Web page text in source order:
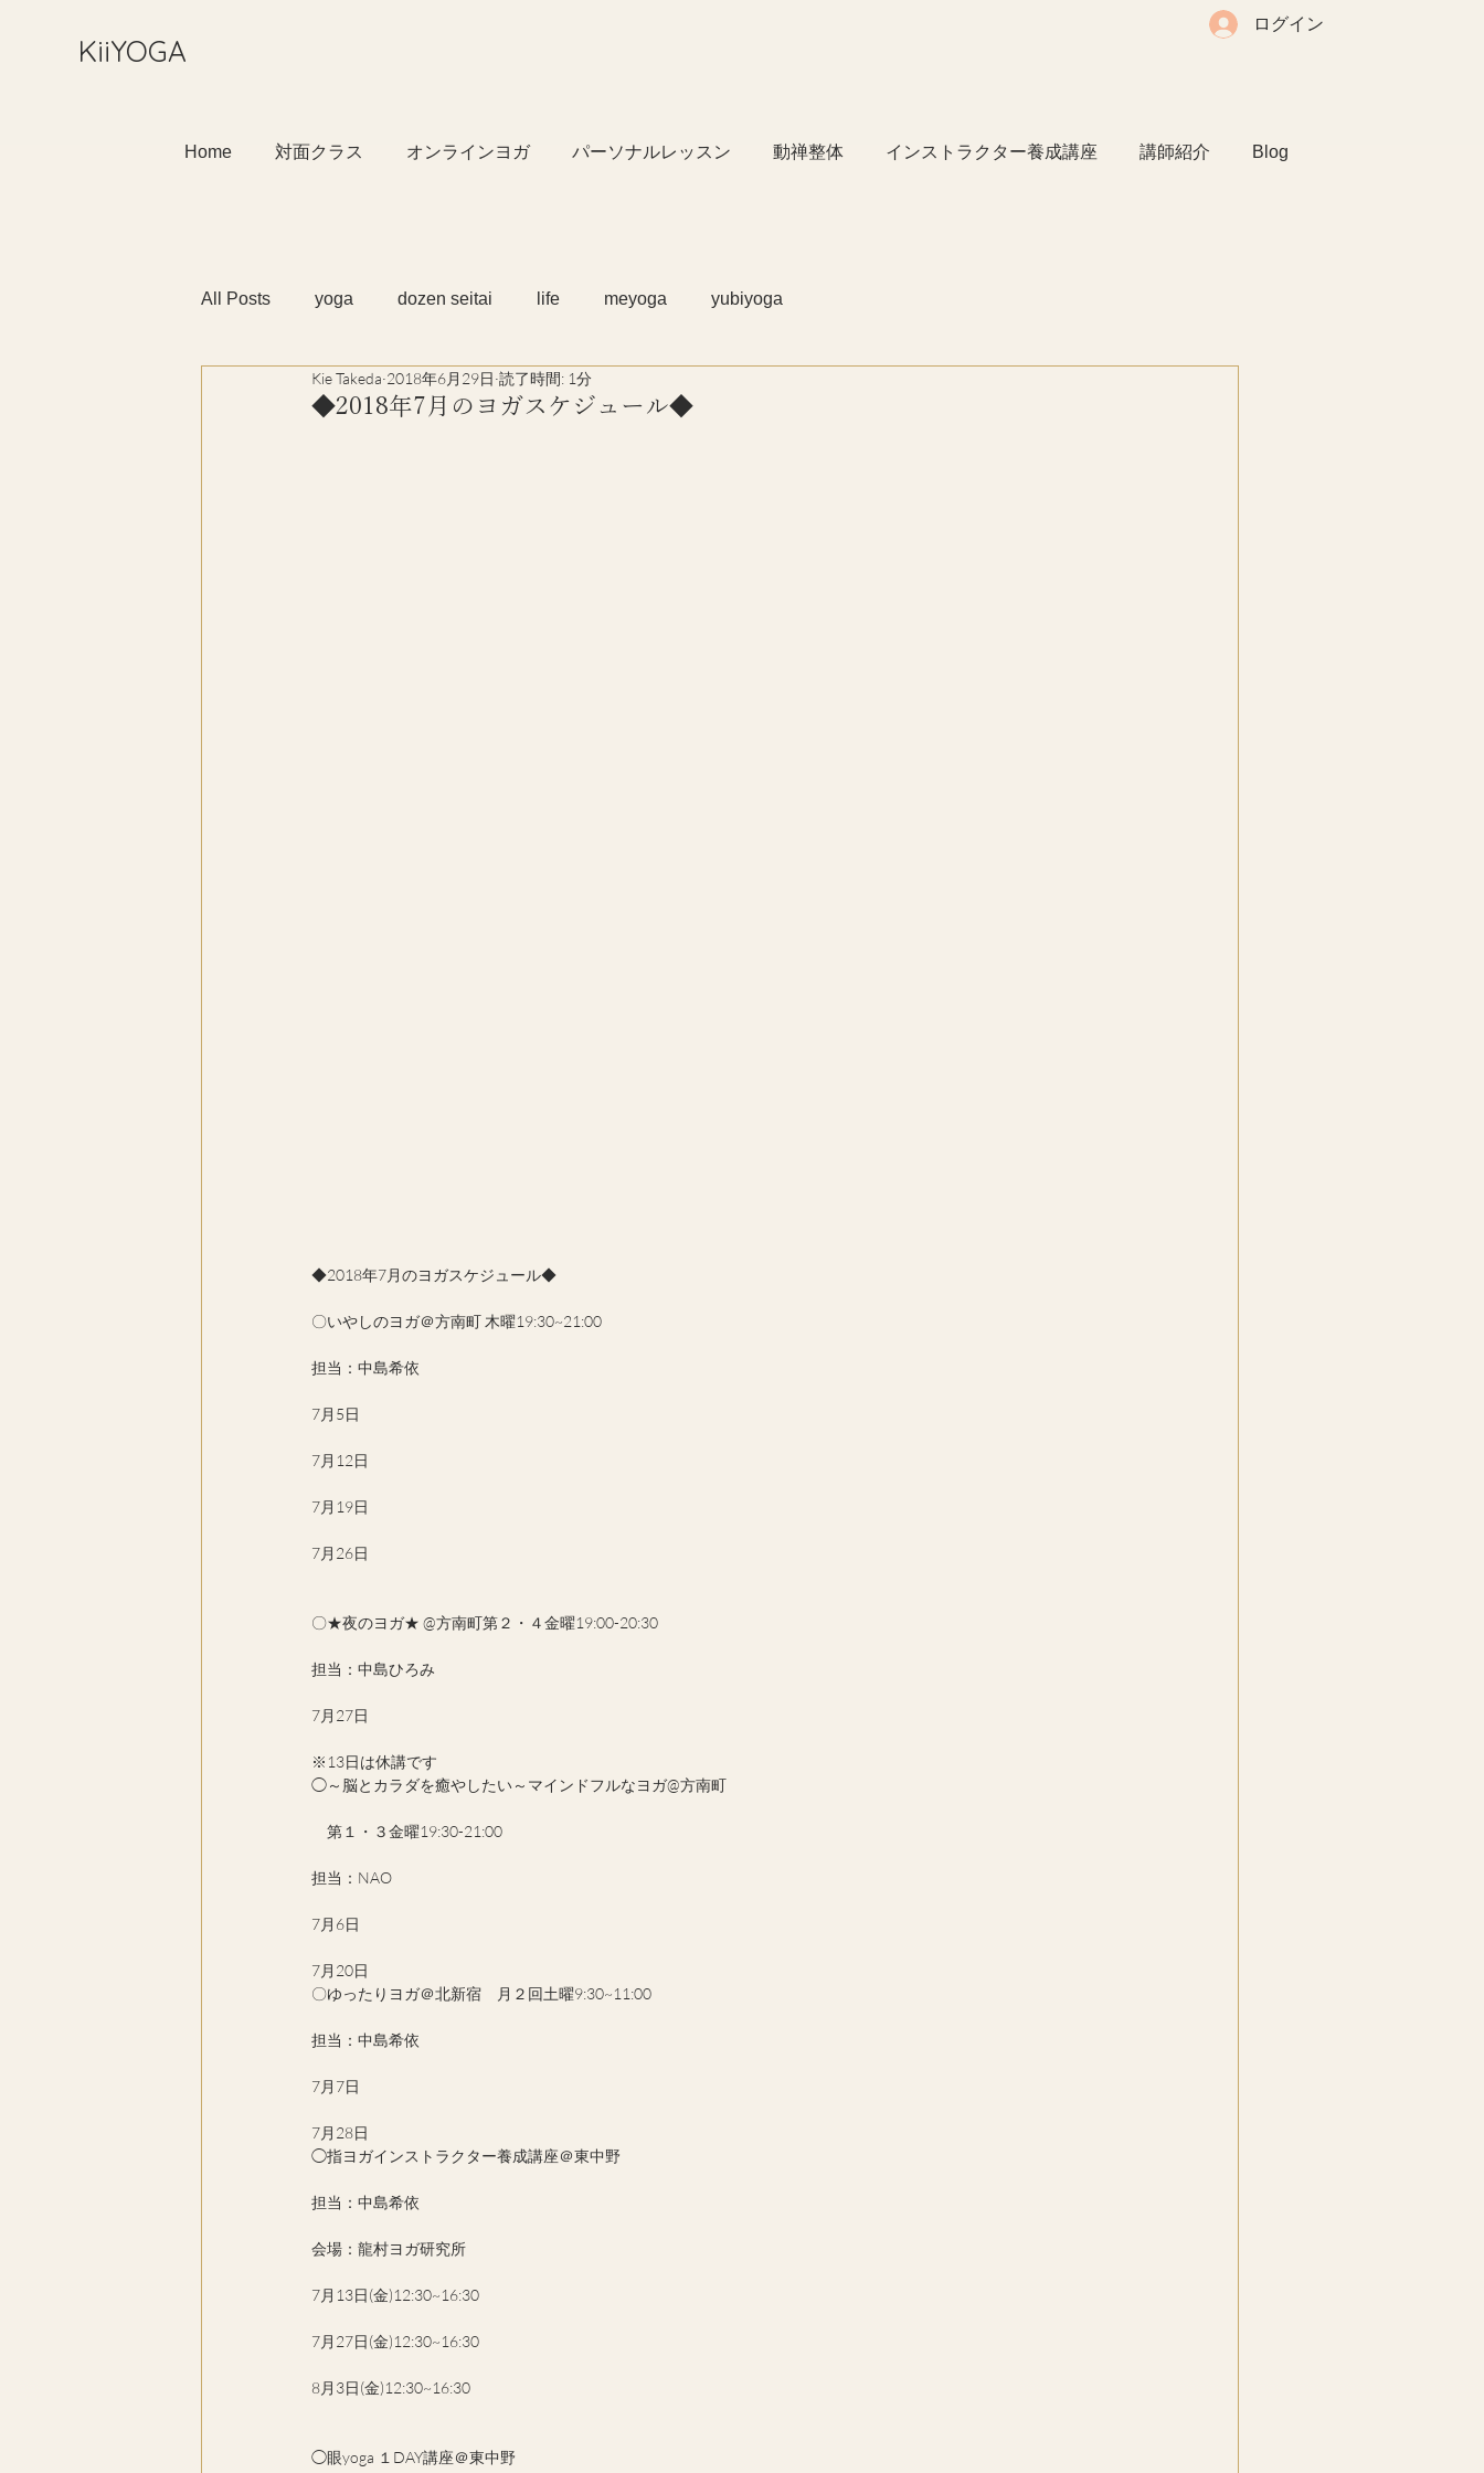
​KiiYOGA
ログイン
Home 対面クラス オンラインヨガ パーソナルレッスン 動禅整体 インストラクター養成講座 講師紹介 Blog
All Posts yoga dozen seitai life meyoga yubiyoga
◆2018年7月のヨガスケジュール◆
Kie Takeda 2018年6月29日 読了時間: 1分
◆2018年7月のヨガスケジュール◆
〇いやしのヨガ＠方南町 木曜19:30~21:00
担当：中島希依
7月5日
7月12日
7月19日
7月26日
〇★夜のヨガ★ @方南町第２・４金曜19:00-20:30
担当：中島ひろみ
7月27日
※13日は休講です
◯～脳とカラダを癒やしたい～マインドフルなヨガ@方南町
第１・３金曜19:30-21:00
担当：NAO
7月6日
7月20日
〇ゆったりヨガ＠北新宿　月２回土曜9:30~11:00
担当：中島希依
7月7日
7月28日
◯指ヨガインストラクター養成講座＠東中野
担当：中島希依
会場：龍村ヨガ研究所
7月13日(金)12:30~16:30
7月27日(金)12:30~16:30
8月3日(金)12:30~16:30
◯眼yoga １DAY講座＠東中野